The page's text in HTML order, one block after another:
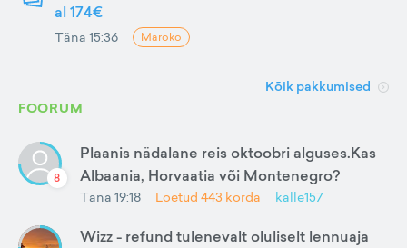
al 174€
Täna 15:36 Maroko
Kõik pakkumised
FOORUM
8
Plaanis nädalane reis oktoobri alguses.Kas
Albaania, Horvaatia või Montenegro?
Täna 19:18 Loetud 443 korda kalle157
Wizz - refund tulenevalt oluliselt lennuaja